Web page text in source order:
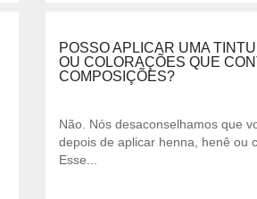
POSSO APLICAR UMA
OU COLORAÇÕES QUE
COMPOSIÇÕES?
Não. Nós desaconselhamos que
depois de aplicar henna, henê ou
Esse...